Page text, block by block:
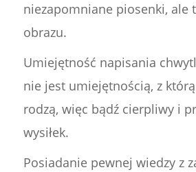
niezapomniane piosenki, ale
obrazu.
Umiejętność napisania
nie jest umiejętnością, z
rodzą, więc bądź cierpliwy i
wysiłek.
Posiadanie pewnej wiedzy z